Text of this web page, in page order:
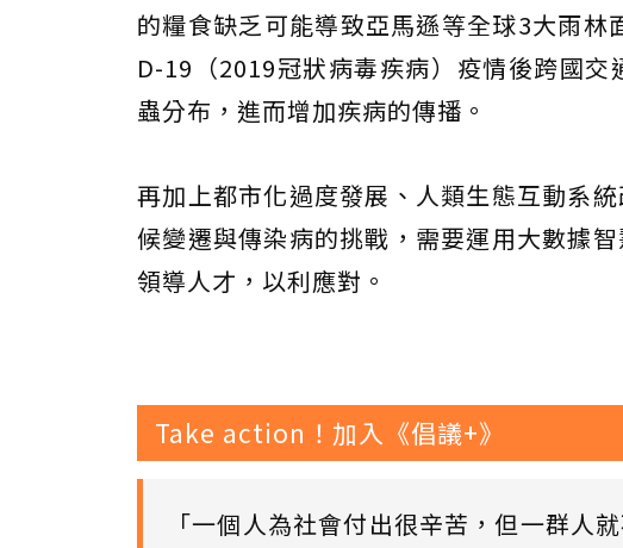
的糧食缺乏可能導致亞馬遜等全球3大雨
D-19（2019冠狀病毒疾病）疫情後跨國
蟲分布，進而增加疾病的傳播。
再加上都市化過度發展、人類生態互動系
候變遷與傳染病的挑戰，需要運用大數據
領導人才，以利應對。
Take action！加入《倡議+》
「一個人為社會付出很辛苦，但一群人